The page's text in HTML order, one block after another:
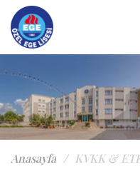
Anasayfa KVKK &